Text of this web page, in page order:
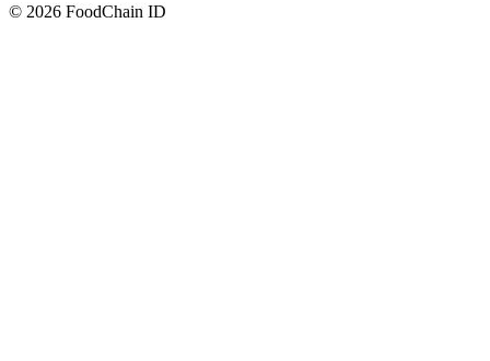
© 2026 FoodChain ID